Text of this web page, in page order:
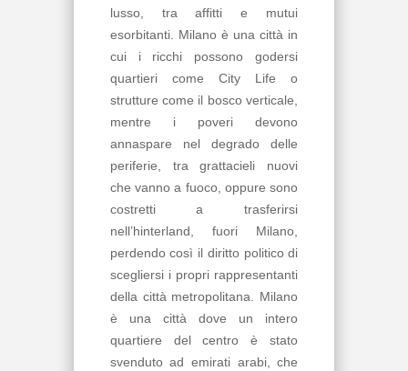
lusso, tra affitti e mutui
esorbitanti. Milano è una città in
cui i ricchi possono godersi
quartieri come City Life o
strutture come il bosco verticale,
mentre i poveri devono
annaspare nel degrado delle
periferie, tra grattacieli nuovi
che vanno a fuoco, oppure sono
costretti a trasferirsi
nell’hinterland, fuori Milano,
perdendo così il diritto politico di
scegliersi i propri rappresentanti
della città metropolitana. Milano
è una città dove un intero
quartiere del centro è stato
svenduto ad emirati arabi, che